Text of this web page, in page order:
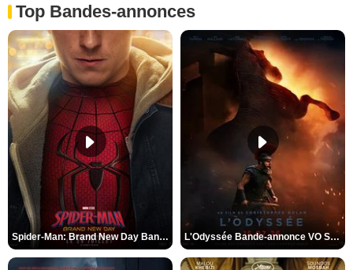
Top Bandes-annonces
Spider-Man: Brand New Day Bande-annonce VO STFR L'Odyssée Bande-annonce VO STFR